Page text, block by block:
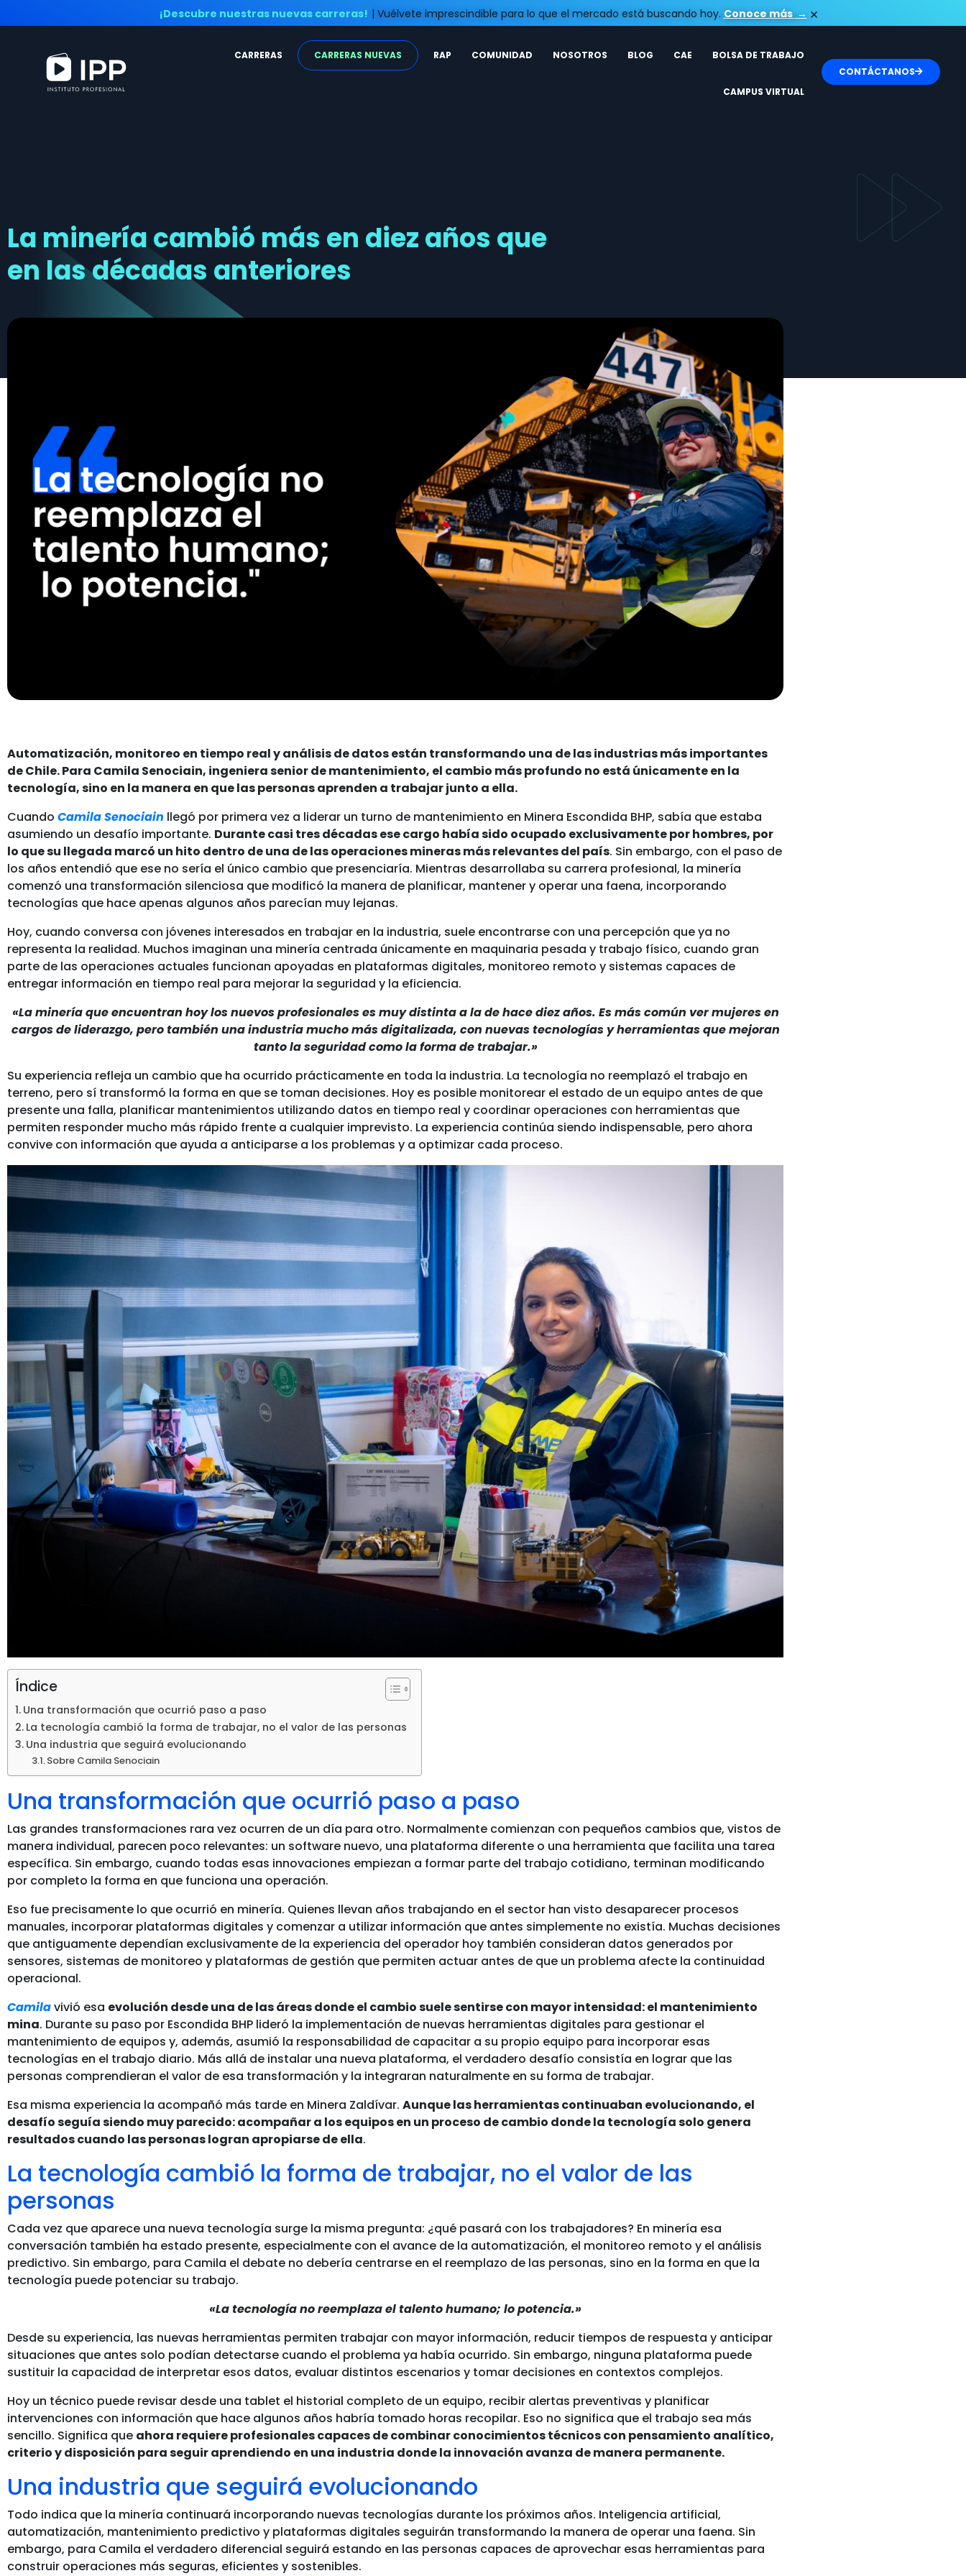
¡Descubre nuestras nuevas carreras! | Vuélvete imprescindible para lo que el mercado está buscando hoy. Conoce más​ → ×
CARRERAS CARRERAS NUEVAS RAP COMUNIDAD NOSOTROS BLOG CAE BOLSA DE TRABAJO
CAMPUS VIRTUAL
CONTÁCTANOS
La minería cambió más en diez años que
en las décadas anteriores
Automatización, monitoreo en tiempo real y análisis de datos están transformando una de las industrias más importantes
de Chile. Para Camila Senociain, ingeniera senior de mantenimiento, el cambio más profundo no está únicamente en la
tecnología, sino en la manera en que las personas aprenden a trabajar junto a ella.
Cuando Camila Senociain llegó por primera vez a liderar un turno de mantenimiento en Minera Escondida BHP, sabía que estaba
asumiendo un desafío importante. Durante casi tres décadas ese cargo había sido ocupado exclusivamente por hombres, por
lo que su llegada marcó un hito dentro de una de las operaciones mineras más relevantes del país. Sin embargo, con el paso de
los años entendió que ese no sería el único cambio que presenciaría. Mientras desarrollaba su carrera profesional, la minería
comenzó una transformación silenciosa que modificó la manera de planificar, mantener y operar una faena, incorporando
tecnologías que hace apenas algunos años parecían muy lejanas.
Hoy, cuando conversa con jóvenes interesados en trabajar en la industria, suele encontrarse con una percepción que ya no
representa la realidad. Muchos imaginan una minería centrada únicamente en maquinaria pesada y trabajo físico, cuando gran
parte de las operaciones actuales funcionan apoyadas en plataformas digitales, monitoreo remoto y sistemas capaces de
entregar información en tiempo real para mejorar la seguridad y la eficiencia.
«La minería que encuentran hoy los nuevos profesionales es muy distinta a la de hace diez años. Es más común ver mujeres en
cargos de liderazgo, pero también una industria mucho más digitalizada, con nuevas tecnologías y herramientas que mejoran
tanto la seguridad como la forma de trabajar.»
Su experiencia refleja un cambio que ha ocurrido prácticamente en toda la industria. La tecnología no reemplazó el trabajo en
terreno, pero sí transformó la forma en que se toman decisiones. Hoy es posible monitorear el estado de un equipo antes de que
presente una falla, planificar mantenimientos utilizando datos en tiempo real y coordinar operaciones con herramientas que
permiten responder mucho más rápido frente a cualquier imprevisto. La experiencia continúa siendo indispensable, pero ahora
convive con información que ayuda a anticiparse a los problemas y a optimizar cada proceso.
Índice
Una transformación que ocurrió paso a paso
La tecnología cambió la forma de trabajar, no el valor de las personas
Una industria que seguirá evolucionando
Sobre Camila Senociain
Una transformación que ocurrió paso a paso
Las grandes transformaciones rara vez ocurren de un día para otro. Normalmente comienzan con pequeños cambios que, vistos de
manera individual, parecen poco relevantes: un software nuevo, una plataforma diferente o una herramienta que facilita una tarea
específica. Sin embargo, cuando todas esas innovaciones empiezan a formar parte del trabajo cotidiano, terminan modificando
por completo la forma en que funciona una operación.
Eso fue precisamente lo que ocurrió en minería. Quienes llevan años trabajando en el sector han visto desaparecer procesos
manuales, incorporar plataformas digitales y comenzar a utilizar información que antes simplemente no existía. Muchas decisiones
que antiguamente dependían exclusivamente de la experiencia del operador hoy también consideran datos generados por
sensores, sistemas de monitoreo y plataformas de gestión que permiten actuar antes de que un problema afecte la continuidad
operacional.
Camilavivió esa evolución desde una de las áreas donde el cambio suele sentirse con mayor intensidad: el mantenimiento
mina. Durante su paso por Escondida BHP lideró la implementación de nuevas herramientas digitales para gestionar el
mantenimiento de equipos y, además, asumió la responsabilidad de capacitar a su propio equipo para incorporar esas
tecnologías en el trabajo diario. Más allá de instalar una nueva plataforma, el verdadero desafío consistía en lograr que las
personas comprendieran el valor de esa transformación y la integraran naturalmente en su forma de trabajar.
Esa misma experiencia la acompañó más tarde en Minera Zaldívar. Aunque las herramientas continuaban evolucionando, el
desafío seguía siendo muy parecido: acompañar a los equipos en un proceso de cambio donde la tecnología solo genera
resultados cuando las personas logran apropiarse de ella.
La tecnología cambió la forma de trabajar, no el valor de las
personas
Cada vez que aparece una nueva tecnología surge la misma pregunta: ¿qué pasará con los trabajadores? En minería esa
conversación también ha estado presente, especialmente con el avance de la automatización, el monitoreo remoto y el análisis
predictivo. Sin embargo, para Camila el debate no debería centrarse en el reemplazo de las personas, sino en la forma en que la
tecnología puede potenciar su trabajo.
«La tecnología no reemplaza el talento humano; lo potencia.»
Desde su experiencia, las nuevas herramientas permiten trabajar con mayor información, reducir tiempos de respuesta y anticipar
situaciones que antes solo podían detectarse cuando el problema ya había ocurrido. Sin embargo, ninguna plataforma puede
sustituir la capacidad de interpretar esos datos, evaluar distintos escenarios y tomar decisiones en contextos complejos.
Hoy un técnico puede revisar desde una tablet el historial completo de un equipo, recibir alertas preventivas y planificar
intervenciones con información que hace algunos años habría tomado horas recopilar. Eso no significa que el trabajo sea más
sencillo. Significa que ahora requiere profesionales capaces de combinar conocimientos técnicos con pensamiento analítico,
criterio y disposición para seguir aprendiendo en una industria donde la innovación avanza de manera permanente.
Una industria que seguirá evolucionando
Todo indica que la minería continuará incorporando nuevas tecnologías durante los próximos años. Inteligencia artificial,
automatización, mantenimiento predictivo y plataformas digitales seguirán transformando la manera de operar una faena. Sin
embargo, para Camila el verdadero diferencial seguirá estando en las personas capaces de aprovechar esas herramientas para
construir operaciones más seguras, eficientes y sostenibles.